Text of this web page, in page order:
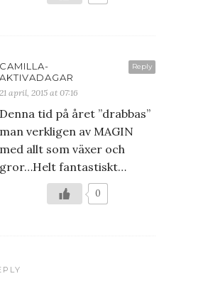
Reply
CAMILLA-
AKTIVADAGAR
21 april, 2015 at 07:16
Denna tid på året ”drabbas”
man verkligen av MAGIN
med allt som växer och
gror…Helt fantastiskt…
0